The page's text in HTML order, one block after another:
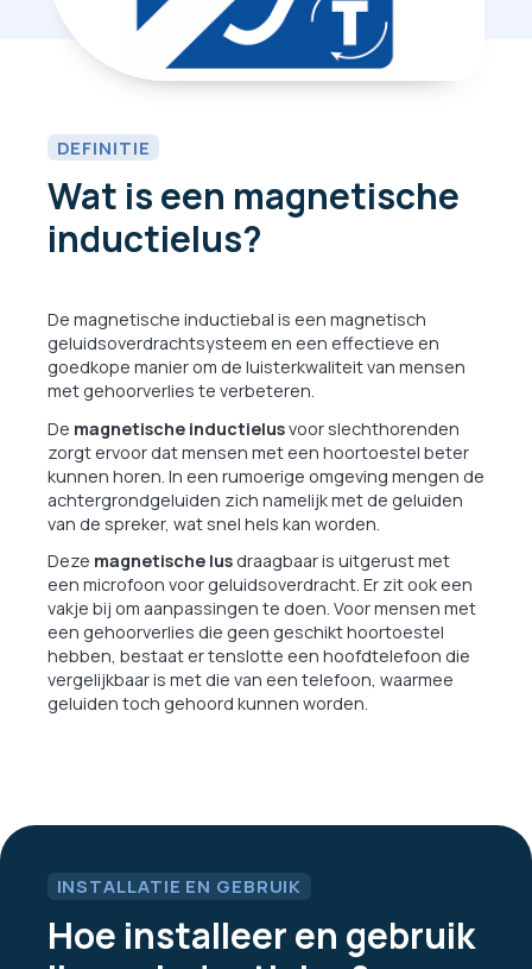
DEFINITIE
Wat is een magnetische
inductielus?
De magnetische inductiebal is een magnetisch
geluidsoverdrachtsysteem en een effectieve en
goedkope manier om de luisterkwaliteit van mensen
met gehoorverlies te verbeteren.
De magnetische inductielusvoor slechthorenden
zorgt ervoor dat mensen met een hoortoestel beter
kunnen horen. In een rumoerige omgeving mengen de
achtergrondgeluiden zich namelijk met de geluiden
van de spreker, wat snel hels kan worden.
Deze magnetische lus draagbaar is uitgerust met
een microfoon voor geluidsoverdracht. Er zit ook een
vakje bij om aanpassingen te doen. Voor mensen met
een gehoorverlies die geen geschikt hoortoestel
hebben, bestaat er tenslotte een hoofdtelefoon die
vergelijkbaar is met die van een telefoon, waarmee
geluiden toch gehoord kunnen worden.
INSTALLATIE EN GEBRUIK
Hoe installeer en gebruik